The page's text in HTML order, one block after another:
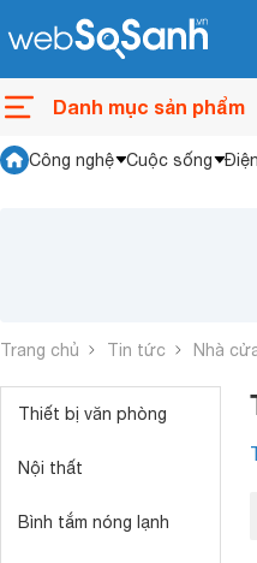
Danh mục sản phẩm
Công nghệ Cuộc sống
Trang chủ Tin tức Nhà
Thiết bị văn phòng
Nội thất
Bình tắm nóng lạnh